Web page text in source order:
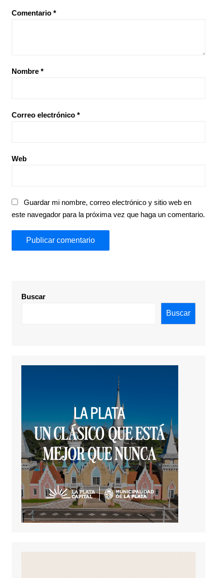
Comentario *
Nombre *
Correo electrónico *
Web
Guardar mi nombre, correo electrónico y sitio web en
este navegador para la próxima vez que haga un comentario.
Buscar
Buscar